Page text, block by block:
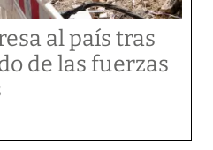
al país tras
de las fuerzas